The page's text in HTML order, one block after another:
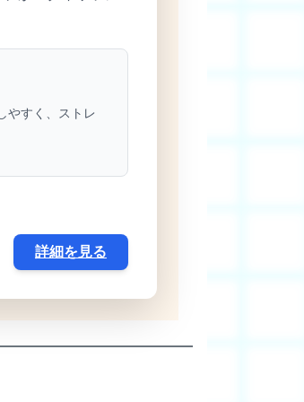
やすく、ストレ
詳細を見る